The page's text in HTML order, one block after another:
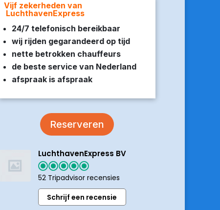
Vijf zekerheden van
LuchthavenExpress
24/7 telefonisch bereikbaar
wij rijden gegarandeerd op tijd
nette betrokken chauffeurs
de beste service van Nederland
afspraak is afspraak
Reserveren
LuchthavenExpress BV
52 Tripadvisor recensies
Schrijf een recensie